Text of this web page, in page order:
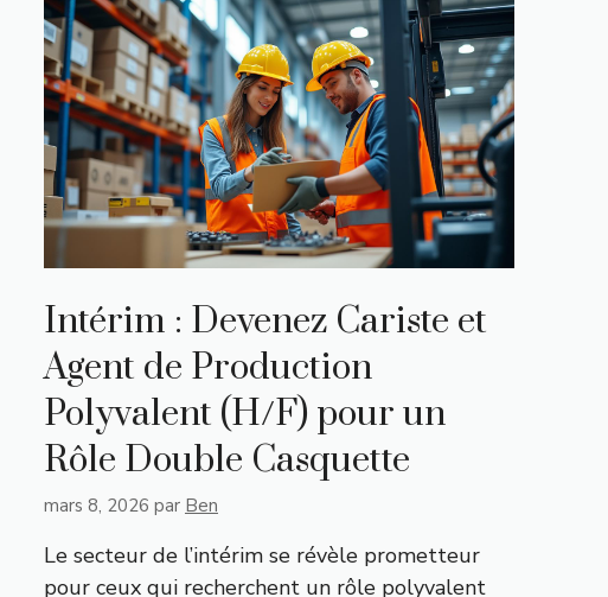
Intérim : Devenez Cariste et
Agent de Production
Polyvalent (H/F) pour un
Rôle Double Casquette
mars 8, 2026 par Ben
Le secteur de l’intérim se révèle prometteur
pour ceux qui recherchent un rôle polyvalent